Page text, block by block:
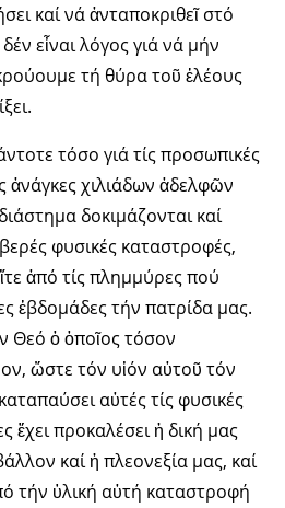
καί νά ἀνταποκρι­θεῖ στό
εἶναι λόγος γιά νά μήν
τή θύρα τοῦ ἐλέους
τόσο γιά τίς προσωπικές
ἀνάγκες χιλιάδων ἀδελ­φῶν
δοκιμάζονται καί
φυσικές καταστροφές,
ἀπό τίς πλημμύρες πού
ἑβδομάδες τήν πατρίδα μας.
Θεό ὁ ὁποῖος τόσον
ὥστε τόν υἱόν αὐτοῦ τόν
αὐτές τίς φυσικές
ἔχει προκα­λέ­σει ἡ δική μας
καί ἡ πλεονεξία μας, καί
τήν ὑλική αὐτή καταστροφή